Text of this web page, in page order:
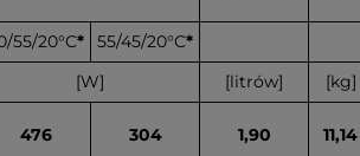
55/20°C* 55/45/20°C*
[W] [litrów] [kg]
476 304 1,90 11,14